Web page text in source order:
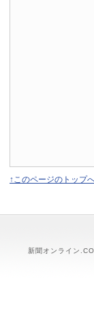
↑このページのトップ
新聞オンライン